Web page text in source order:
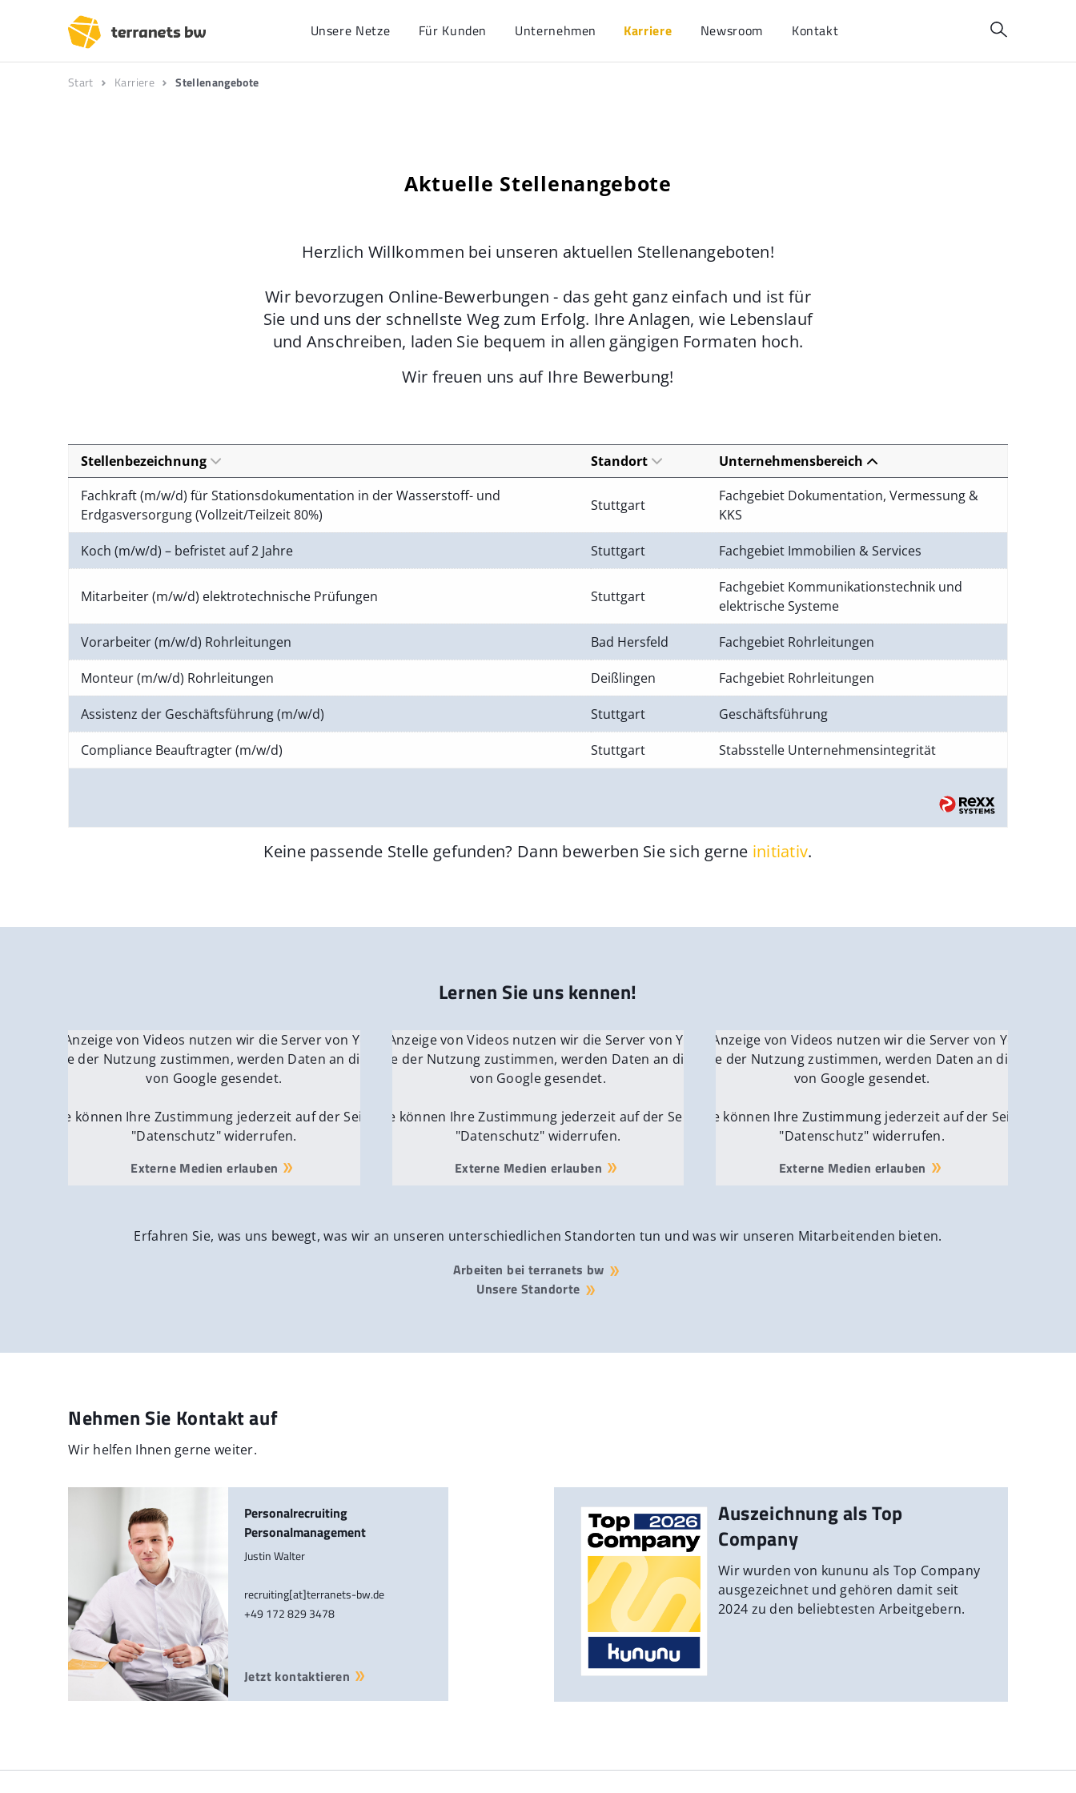
Unsere Netze Für Kunden Unternehmen Karriere Newsroom Kontakt
Start Karriere Stellenangebote
Aktuelle Stellenangebote
Herzlich Willkommen bei unseren aktuellen Stellenangeboten!
Wir bevorzugen Online-Bewerbungen - das geht ganz einfach und ist für
Sie und uns der schnellste Weg zum Erfolg. Ihre Anlagen, wie Lebenslauf
und Anschreiben, laden Sie bequem in allen gängigen Formaten hoch.
Wir freuen uns auf Ihre Bewerbung!
Stellenbezeichnung Standort
Unternehmensbereich
Fachkraft (m/w/d) für Stationsdokumentation in der Wasserstoff- und
Erdgasversorgung (Vollzeit/Teilzeit 80%)
Stuttgart
Fachgebiet Dokumentation, Vermessung &
KKS
Koch (m/w/d) – befristet auf 2 Jahre Stuttgart Fachgebiet Immobilien & Services
Mitarbeiter (m/w/d) elektrotechnische Prüfungen Stuttgart
Fachgebiet Kommunikationstechnik und
elektrische Systeme
Vorarbeiter (m/w/d) Rohrleitungen Bad Hersfeld Fachgebiet Rohrleitungen
Monteur (m/w/d) Rohrleitungen Deißlingen Fachgebiet Rohrleitungen
Assistenz der Geschäftsführung (m/w/d) Stuttgart Geschäftsführung
Compliance Beauftragter (m/w/d) Stuttgart Stabsstelle Unternehmensintegrität
Keine passende Stelle gefunden? Dann bewerben Sie sich gerne initiativ.
Lernen Sie uns kennen!
Für die Anzeige von Videos nutzen wir die Server von YouTube.
Wenn Sie der Nutzung zustimmen, werden Daten an die Server
von Google gesendet.
Sie können Ihre Zustimmung jederzeit auf der Seite
"Datenschutz" widerrufen.
Externe Medien erlauben
Für die Anzeige von Videos nutzen wir die Server von YouTube.
Wenn Sie der Nutzung zustimmen, werden Daten an die Server
von Google gesendet.
Sie können Ihre Zustimmung jederzeit auf der Seite
"Datenschutz" widerrufen.
Externe Medien erlauben
Für die Anzeige von Videos nutzen wir die Server von YouTube.
Wenn Sie der Nutzung zustimmen, werden Daten an die Server
von Google gesendet.
Sie können Ihre Zustimmung jederzeit auf der Seite
"Datenschutz" widerrufen.
Externe Medien erlauben
Erfahren Sie, was uns bewegt, was wir an unseren unterschiedlichen Standorten tun und was wir unseren Mitarbeitenden bieten.
Arbeiten bei terranets bw
Unsere Standorte
Nehmen Sie Kontakt auf
Wir helfen Ihnen gerne weiter.
Personalrecruiting
Personalmanagement
Justin Walter
recruiting[at]terranets-bw.de
+49 172 829 3478
Jetzt kontaktieren
Auszeichnung als Top
Company
Wir wurden von kununu als Top Company
ausgezeichnet und gehören damit seit
2024 zu den beliebtesten Arbeitgebern.